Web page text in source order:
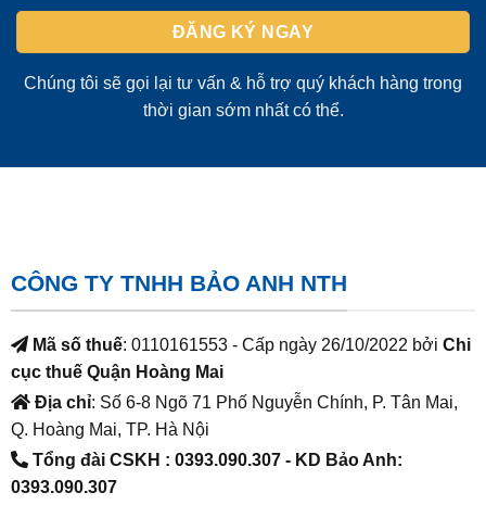
Chúng tôi sẽ gọi lại tư vấn & hỗ trợ quý khách hàng trong
thời gian sớm nhất có thể.
CÔNG TY TNHH BẢO ANH NTH
Mã số thuế: 0110161553 - Cấp ngày 26/10/2022 bởi Chi
cục thuế Quận Hoàng Mai
Địa chỉ: Số 6-8 Ngõ 71 Phố Nguyễn Chính, P. Tân Mai,
Q. Hoàng Mai, TP. Hà Nội
Tổng đài CSKH : 0393.090.307- KD Bảo Anh:
0393.090.307